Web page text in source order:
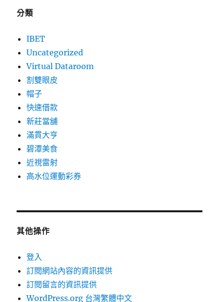
分類
IBET
Uncategorized
Virtual Dataroom
割雙眼皮
帽子
快速借款
新莊當舖
滿貫大亨
碧潭美食
近視雷射
高水位運動彩券
其他操作
登入
訂閱網站內容的資訊提供
訂閱留言的資訊提供
WordPress.org 台灣繁體中文